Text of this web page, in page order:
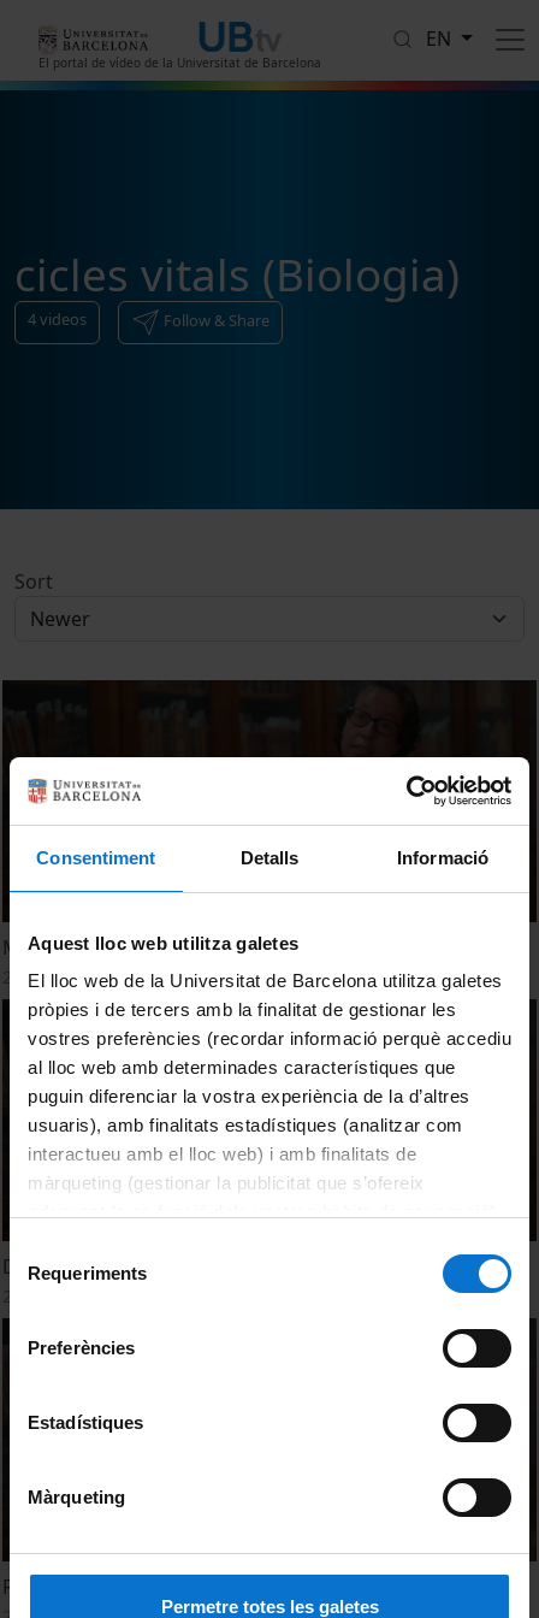
Consentiment Detalls Informació
Aquest lloc web utilitza galetes
El lloc web de la Universitat de Barcelona utilitza galetes
pròpies i de tercers amb la finalitat de gestionar les
vostres preferències (recordar informació perquè accediu
al lloc web amb determinades característiques que
puguin diferenciar la vostra experiència de la d’altres
usuaris), amb finalitats estadístiques (analitzar com
interactueu amb el lloc web) i amb finalitats de
màrqueting (gestionar la publicitat que s’ofereix
consultar laPolítica de galetes del lloc web de la
de Requeriments
Preferències
Estadístiques
Màrqueting
Permetre totes les galetes
El portal de vídeo de la Universitat de Barcelona
EN
cicles vitals (Biologia)
4videos Follow & Share
Sort
Montse Celdran. El cicle vital: naixement i mort
28 October, 2021
David Márquez. El cicle vital: naixement i mort
Ramon Salazar. El cicle vital: naixement i mort